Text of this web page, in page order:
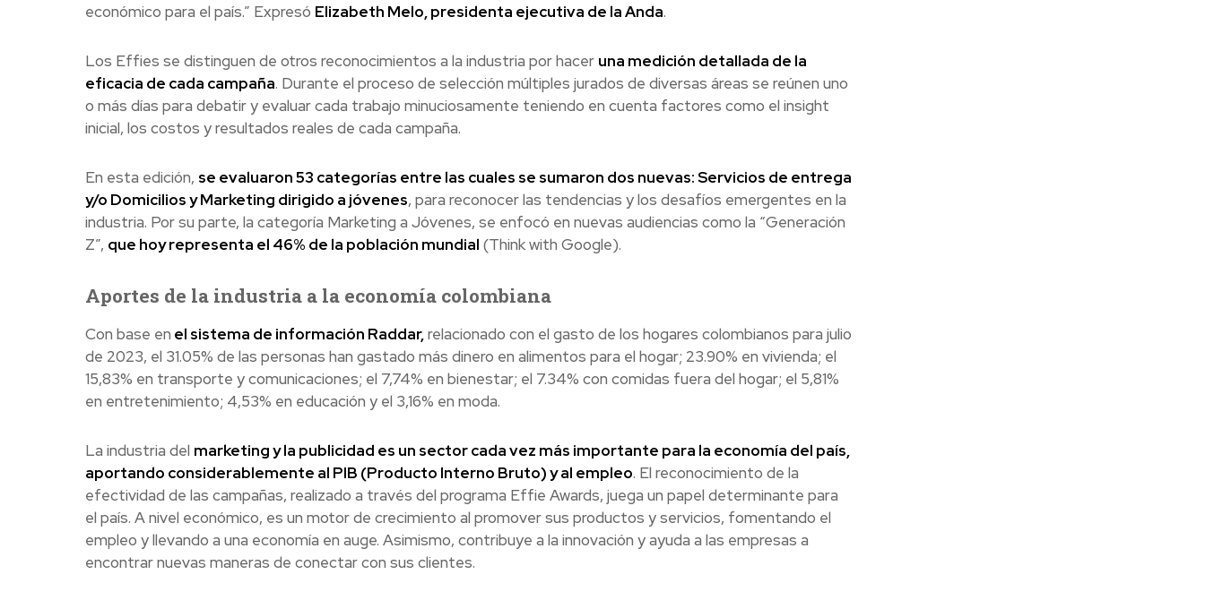
económico para el país.” Expresó Elizabeth Melo, presidenta ejecutiva de la Anda.
Los Effies se distinguen de otros reconocimientos a la industria por hacer una medición detallada de la
eficacia de cada campaña. Durante el proceso de selección múltiples jurados de diversas áreas se reúnen uno
o más días para debatir y evaluar cada trabajo minuciosamente teniendo en cuenta factores como el insight
inicial, los costos y resultados reales de cada campaña.
En esta edición, se evaluaron 53 categorías entre las cuales se sumaron dos nuevas: Servicios de entrega
y/o Domicilios y Marketing dirigido a jóvenes, para reconocer las tendencias y los desafíos emergentes en la
industria. Por su parte, la categoría Marketing a Jóvenes, se enfocó en nuevas audiencias como la “Generación
Z”, que hoy representa el 46% de la población mundial (Think with Google).
Aportes de la industria a la economía colombiana
Con base en el sistema de información Raddar,relacionado con el gasto de los hogares colombianos para julio
de 2023, el 31.05% de las personas han gastado más dinero en alimentos para el hogar; 23.90% en vivienda; el
15,83% en transporte y comunicaciones; el 7,74% en bienestar; el 7.34% con comidas fuera del hogar; el 5,81%
en entretenimiento; 4,53% en educación y el 3,16% en moda.
La industria del marketing y la publicidad es un sector cada vez más importante para la economía del país,
aportando considerablemente al PIB (Producto Interno Bruto) y al empleo. El reconocimiento de la
efectividad de las campañas, realizado a través del programa Effie Awards, juega un papel determinante para
el país. A nivel económico, es un motor de crecimiento al promover sus productos y servicios, fomentando el
empleo y llevando a una economía en auge. Asimismo, contribuye a la innovación y ayuda a las empresas a
encontrar nuevas maneras de conectar con sus clientes.